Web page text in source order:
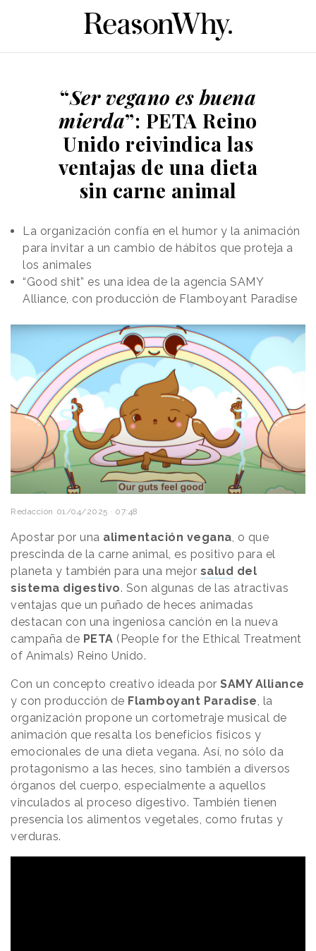
“Ser vegano es buena
mierda”: PETA Reino
Unido reivindica las
ventajas de una dieta
sin carne animal
La organización confía en el humor y la animación
para invitar a un cambio de hábitos que proteja a
los animales
“Good shit” es una idea de la agencia SAMY
Alliance, con producción de Flamboyant Paradise
Redacción 01/04/2025 · 07:48
Apostar por una alimentación vegana, o que
prescinda de la carne animal, es positivo para el
planeta y también para una mejor salud del
sistema digestivo. Son algunas de las atractivas
ventajas que un puñado de heces animadas
destacan con una ingeniosa canción en la nueva
campaña de PETA (People for the Ethical Treatment
of Animals) Reino Unido.
Con un concepto creativo ideada por SAMY Alliance
y con producción de Flamboyant Paradise, la
organización propone un cortometraje musical de
animación que resalta los beneficios físicos y
emocionales de una dieta vegana. Así, no sólo da
protagonismo a las heces, sino también a diversos
órganos del cuerpo, especialmente a aquellos
vinculados al proceso digestivo. También tienen
presencia los alimentos vegetales, como frutas y
verduras.